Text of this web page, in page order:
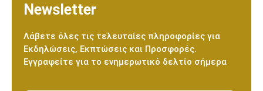
Newsletter
Λάβετε όλες τις τελευταίες πληροφορίες για
Εκδηλώσεις, Εκπτώσεις και Προσφορές.
Εγγραφείτε για το ενημερωτικό δελτίο σήμερα